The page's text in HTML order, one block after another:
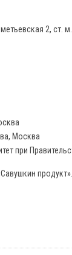
2, ст.
Москва
при
продукт».